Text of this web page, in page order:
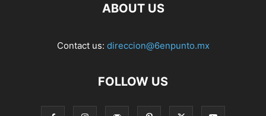
ABOUT US
Contact us: direccion@6enpunto.mx
FOLLOW US